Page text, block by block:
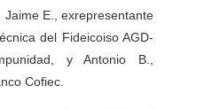
E., exrepresentante
del Fideicoiso AGD-
y Antonio B.,
Cofiec.